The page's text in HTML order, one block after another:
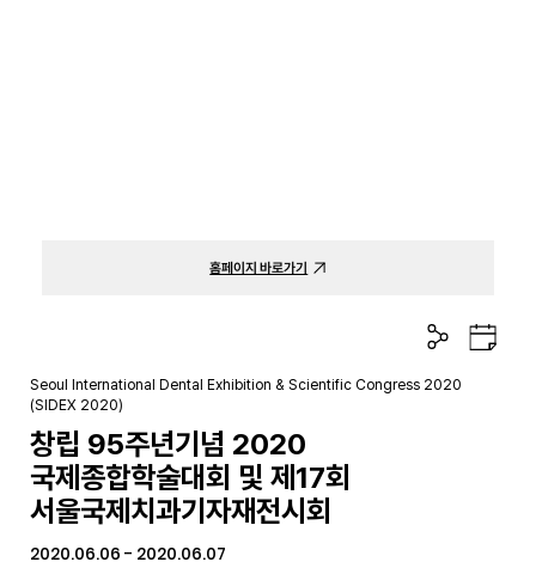
홈페이지 바로가기
공
유
하
구
글
캘
Seoul International Dental Exhibition & Scientific Congress 2020
(SIDEX 2020)
창립 95주년기념 2020
국제종합학술대회 및 제17회
서울국제치과기자재전시회
2020.06.06 - 2020.06.07